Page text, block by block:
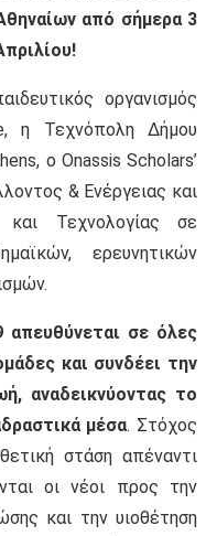
από σήμερα 3
οργανισμός
η Τεχνόπολη Δήμου
ο Onassis Scholars’
& Ενέργειας και
και Τεχνολογίας σε
ερευνητικών
σε όλες
και συνδέει την
αναδεικνύοντας το
μέσα. Στόχος
στάση απέναντι
οι νέοι προς την
και την υιοθέτηση